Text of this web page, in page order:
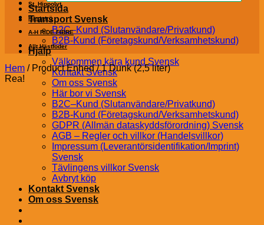
Startsida
Transport Svensk
B2C–Kund (Slutanvändare/Privatkund)
B2B-Kund (Företagskund/Verksamhetskund)
Hjälp
Välkommen kära kund Svensk
Kontakt Svensk
Om oss Svensk
Här bor vi Svensk
B2C–Kund (Slutanvändare/Privatkund)
B2B-Kund (Företagskund/Verksamhetskund)
GDPR (Allmän dataskyddsförordning) Svensk
AGB – Regler och villkor (Handelsvillkor)
Impressum (Leverantörsidentifikation/Imprint)
Svensk
Tävlingens villkor Svensk
Avbryt köp
Kontakt Svensk
Om oss Svensk
St. Hippolyt
Hästströ
A-H RIDE FIBRE
Allt Hästfoder
Hem /Product Enhed/1 Dunk (2,5 liter)
Rea!